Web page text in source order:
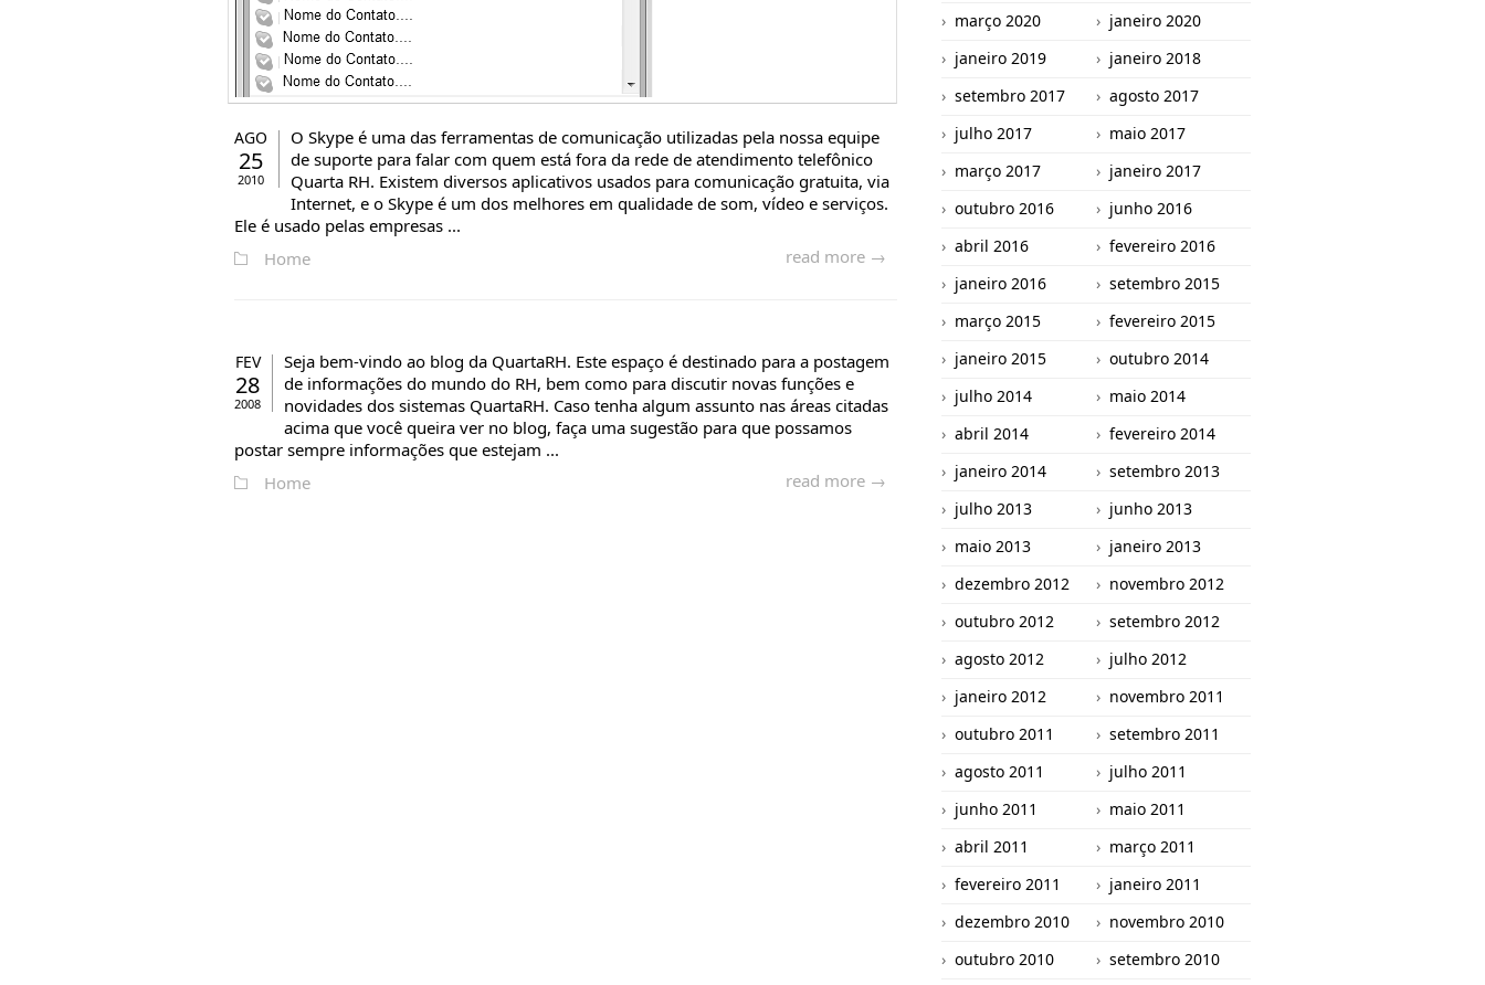
AGO
25
2010
O Skype é uma das ferramentas de comunicação utilizadas pela nossa equipe
de suporte para falar com quem está fora da rede de atendimento telefônico
Quarta RH. Existem diversos aplicativos usados para comunicação gratuita, via
Internet, e o Skype é um dos melhores em qualidade de som, vídeo e serviços.
Ele é usado pelas empresas ...
read more →
Home
FEV
28
2008
Seja bem-vindo ao blog da QuartaRH. Este espaço é destinado para a postagem
de informações do mundo do RH, bem como para discutir novas funções e
novidades dos sistemas QuartaRH. Caso tenha algum assunto nas áreas citadas
acima que você queira ver no blog, faça uma sugestão para que possamos
postar sempre informações que estejam ...
read more →
Home
março 2020
janeiro 2020
janeiro 2019
janeiro 2018
setembro 2017
agosto 2017
julho 2017
maio 2017
março 2017
janeiro 2017
outubro 2016
junho 2016
abril 2016
fevereiro 2016
janeiro 2016
setembro 2015
março 2015
fevereiro 2015
janeiro 2015
outubro 2014
julho 2014
maio 2014
abril 2014
fevereiro 2014
janeiro 2014
setembro 2013
julho 2013
junho 2013
maio 2013
janeiro 2013
dezembro 2012
novembro 2012
outubro 2012
setembro 2012
agosto 2012
julho 2012
janeiro 2012
novembro 2011
outubro 2011
setembro 2011
agosto 2011
julho 2011
junho 2011
maio 2011
abril 2011
março 2011
fevereiro 2011
janeiro 2011
dezembro 2010
novembro 2010
outubro 2010
setembro 2010